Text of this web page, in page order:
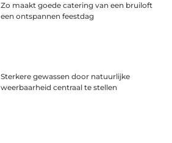
Zo maakt goede catering van een bruiloft
een ontspannen feestdag
Sterkere gewassen door natuurlijke
weerbaarheid centraal te stellen